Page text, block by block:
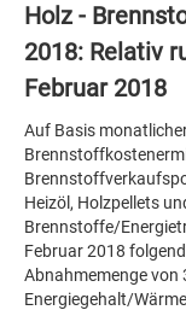
Holz -
2018: Relativ
Februar 2018
Auf Basis
Heizöl, Holzpellets
Brennstoffe/
Februar 2018
Abnahmemenge von
Energiegehalt/